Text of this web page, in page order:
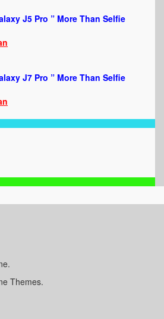
J5 Pro ” More Than Selfie
J7 Pro ” More Than Selfie
Themes.